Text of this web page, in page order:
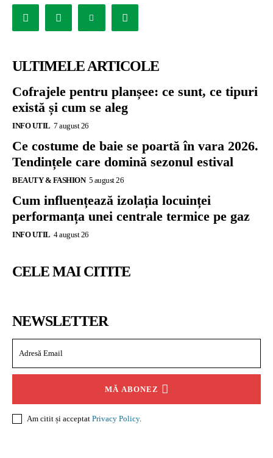
ULTIMELE ARTICOLE
Cofrajele pentru planșee: ce sunt, ce tipuri
există și cum se aleg
INFO UTIL 7 august 26
Ce costume de baie se poartă în vara 2026.
Tendințele care domină sezonul estival
BEAUTY & FASHION 5 august 26
Cum influențează izolația locuinței
performanța unei centrale termice pe gaz
INFO UTIL 4 august 26
CELE MAI CITITE
NEWSLETTER
MĂ ABONEZ
Am citit și acceptat Privacy Policy.